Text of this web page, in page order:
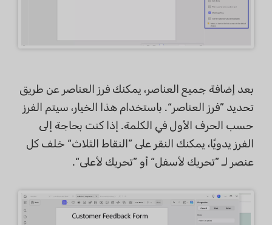
بعد إضافة جميع العناصر، يمكنك فرز العناصر عن طريق
تحديد ”فرز العناصر“. باستخدام هذا الخيار، سيتم الفرز
حسب الحرف الأول في الكلمة. إذا كنت بحاجة إلى
الفرز يدويًا، يمكنك النقر على ”النقاط الثلاث“ خلف كل
عنصر لـ ”تحريك لأسفل“ أو ”تحريك لأعلى“.